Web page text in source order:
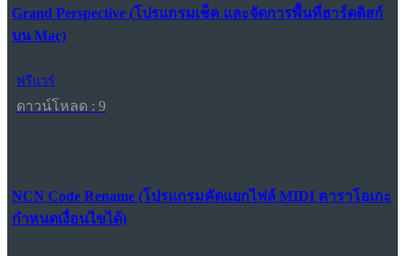
Grand Perspective (โปรแกรมเช็ค และจัดการพื้นที่ฮาร์ดดิสก์
บน Mac)
ฟรีแวร์
ดาวน์โหลด : 9
NCN Code Rename (โปรแกรมคัดแยกไฟล์ MIDI คาราโอเกะ
กำหนดเงื่อนไขได้)